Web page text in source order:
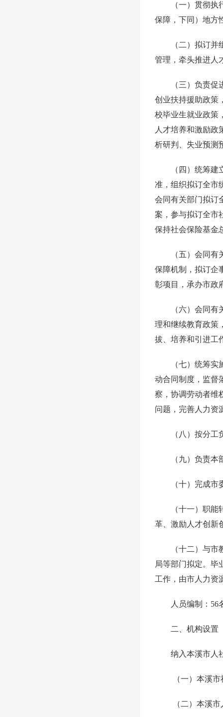
（一）贯彻
保障，下同）地方
（二）拟订
管理，牵头推进人
（三）负责
创业扶持援助政策
校毕业生就业政策
人才培养和激励政
析研判、失业预测
（四）统筹
准，组织拟订全市
会同有关部门拟订
案，参与拟订全市
保持社会保险基金
（五）会同
保障机制，拟订企
彰项目，承办市政
（六）会同
理和继续教育政策
拔、培养和引进工
（七）统筹
动合同制度，监督
察，协调劳动者维
问题，完善人力资
（八）按分
（九）负责
（十）完成
（十一）职
革、激励人才创新
（十二）与
局等部门拟定。毕
工作，由市人力资
人员编制：56
二、机构设置
纳入本溪市人
（一）本溪
（二）本溪